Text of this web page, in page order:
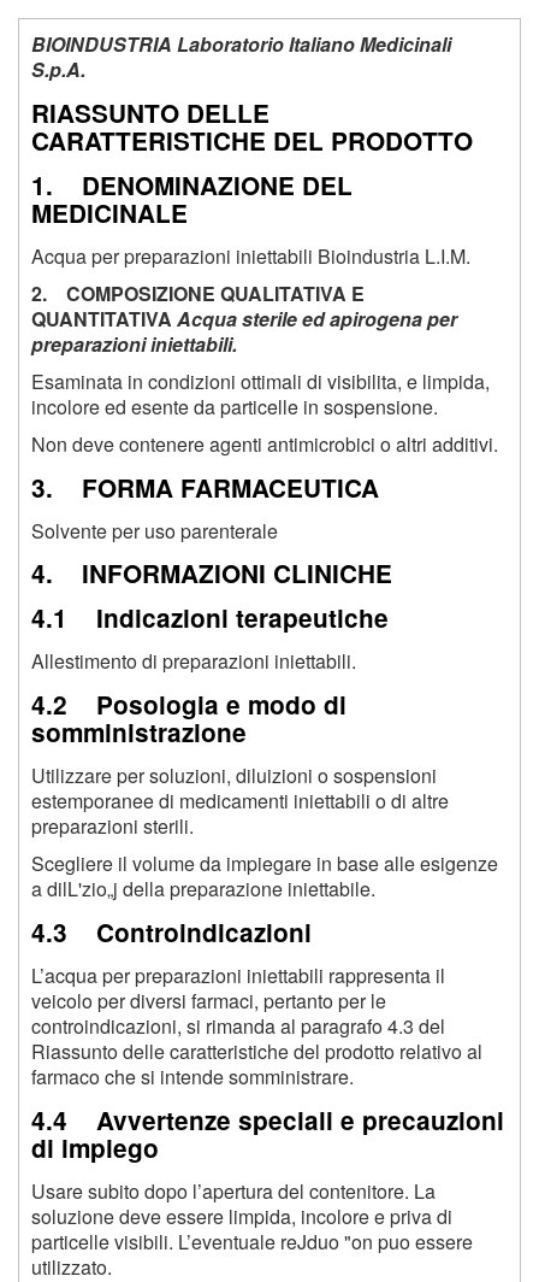
BIOINDUSTRIA Laboratorio Italiano Medicinali
S.p.A.
RIASSUNTO DELLE
CARATTERISTICHE DEL PRODOTTO
1. DENOMINAZIONE DEL
MEDICINALE
Acqua per preparazioni iniettabili Bioindustria L.I.M.
2. COMPOSIZIONE QUALITATIVA E
QUANTITATIVA Acqua sterile ed apirogena per
preparazioni iniettabili.
Esaminata in condizioni ottimali di visibilita, e limpida,
incolore ed esente da particelle in sospensione.
Non deve contenere agenti antimicrobici o altri additivi.
3. FORMA FARMACEUTICA
Solvente per uso parenterale
4. INFORMAZIONI CLINICHE
4.1 Indicazioni terapeutiche
Allestimento di preparazioni iniettabili.
4.2 Posologia e modo di
somministrazione
Utilizzare per soluzioni, diluizioni o sospensioni
estemporanee di medicamenti iniettabili o di altre
preparazioni sterili.
Scegliere il volume da impiegare in base alle esigenze
a dilL'zio„j della preparazione iniettabile.
4.3 Controindicazioni
L’acqua per preparazioni iniettabili rappresenta il
veicolo per diversi farmaci, pertanto per le
controindicazioni, si rimanda al paragrafo 4.3 del
Riassunto delle caratteristiche del prodotto relativo al
farmaco che si intende somministrare.
4.4 Avvertenze speciali e precauzioni
di impiego
Usare subito dopo l’apertura del contenitore. La
soluzione deve essere limpida, incolore e priva di
particelle visibili. L’eventuale reJduo "on puo essere
utilizzato.